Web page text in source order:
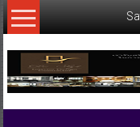
Skip
to
เว็บ
ข่าว